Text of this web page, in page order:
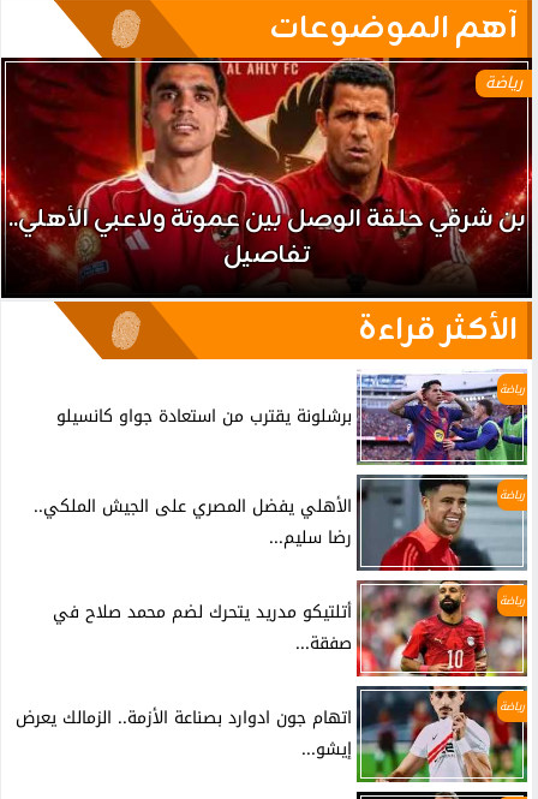
آهم الموضوعات
رياضة
بن شرقي حلقة الوصل بين عموتة ولاعبي الأهلي..
تفاصيل
الأكثر قراءة
رياضة
برشلونة يقترب من استعادة جواو كانسيلو
رياضة
الأهلي يفضل المصري على الجيش الملكي..
رضا سليم...
رياضة
أتلتيكو مدريد يتحرك لضم محمد صلاح في
صفقة...
رياضة
اتهام جون ادوارد بصناعة الأزمة.. الزمالك يعرض
إيشو...